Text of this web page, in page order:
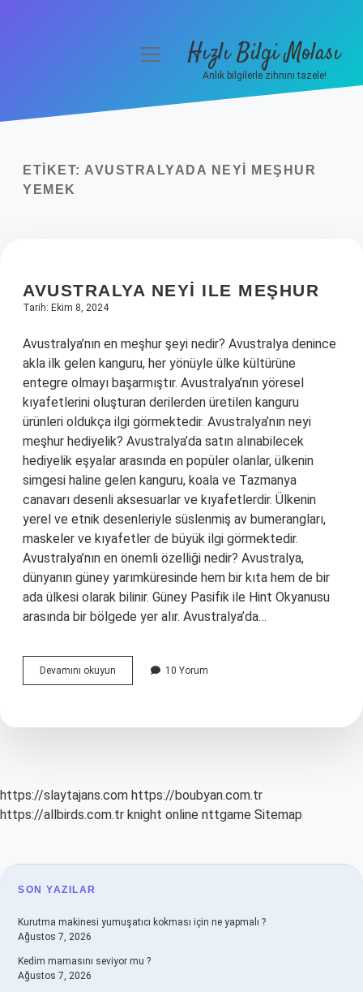
Yasal Uyarı
menüyüHızlı Bilgi Molası
Anlık bilgilerle zihnini tazele!
ETIKET: AVUSTRALYADA NEYI MEŞHUR
YEMEK
AVUSTRALYA NEYI ILE MEŞHUR
Tarih: Ekim 8, 2024
Avustralya’nın en meşhur şeyi nedir? Avustralya denince
akla ilk gelen kanguru, her yönüyle ülke kültürüne
entegre olmayı başarmıştır. Avustralya’nın yöresel
kıyafetlerini oluşturan derilerden üretilen kanguru
ürünleri oldukça ilgi görmektedir. Avustralya’nın neyi
meşhur hediyelik? Avustralya’da satın alınabilecek
hediyelik eşyalar arasında en popüler olanlar, ülkenin
simgesi haline gelen kanguru, koala ve Tazmanya
canavarı desenli aksesuarlar ve kıyafetlerdir. Ülkenin
yerel ve etnik desenleriyle süslenmiş av bumerangları,
maskeler ve kıyafetler de büyük ilgi görmektedir.
Avustralya’nın en önemli özelliği nedir? Avustralya,
dünyanın güney yarımküresinde hem bir kıta hem de bir
ada ülkesi olarak bilinir. Güney Pasifik ile Hint Okyanusu
arasında bir bölgede yer alır. Avustralya’da…
Devamını okuyun Avustralya
Neyi
10 Yorum
https://slaytajans.com https://boubyan.com.tr
https://allbirds.com.tr knight online nttgame Sitemap
SIDEBAR
SON YAZILAR
Kurutma makinesi yumuşatıcı kokması için ne yapmalı ?
Ağustos 7, 2026
Kedim mamasını seviyor mu ?
Ağustos 7, 2026